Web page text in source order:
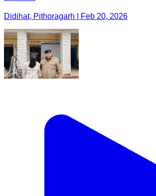
Didihat, Pithoragarh | Feb 20, 2026